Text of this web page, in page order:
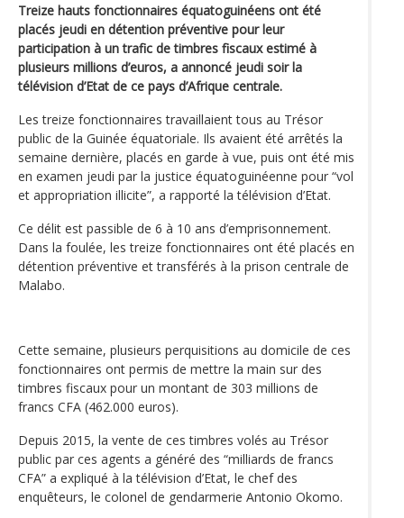
Treize hauts fonctionnaires équatoguinéens ont été
placés jeudi en détention préventive pour leur
participation à un trafic de timbres fiscaux estimé à
plusieurs millions d’euros, a annoncé jeudi soir la
télévision d’Etat de ce pays d’Afrique centrale.
Les treize fonctionnaires travaillaient tous au Trésor
public de la Guinée équatoriale. Ils avaient été arrêtés la
semaine dernière, placés en garde à vue, puis ont été mis
en examen jeudi par la justice équatoguinéenne pour “vol
et appropriation illicite”, a rapporté la télévision d’Etat.
Ce délit est passible de 6 à 10 ans d’emprisonnement.
Dans la foulée, les treize fonctionnaires ont été placés en
détention préventive et transférés à la prison centrale de
Malabo.
Cette semaine, plusieurs perquisitions au domicile de ces
fonctionnaires ont permis de mettre la main sur des
timbres fiscaux pour un montant de 303 millions de
francs CFA (462.000 euros).
Depuis 2015, la vente de ces timbres volés au Trésor
public par ces agents a généré des “milliards de francs
CFA” a expliqué à la télévision d’Etat, le chef des
enquêteurs, le colonel de gendarmerie Antonio Okomo.